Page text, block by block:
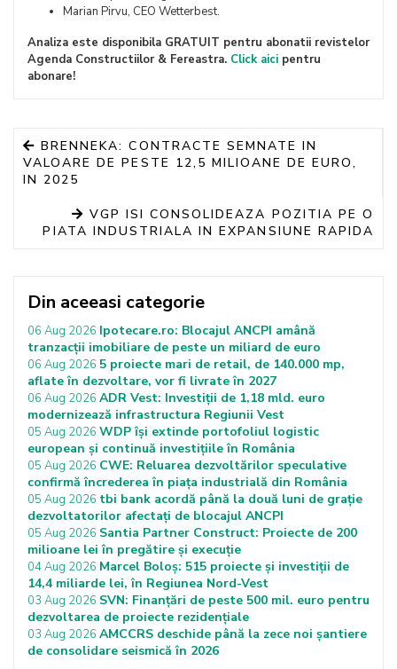
Marian Pirvu, CEO Wetterbest.
Analiza este disponibila GRATUIT pentru abonatii revistelor
Agenda Constructiilor & Fereastra. Click aici pentru
abonare!
BRENNEKA: CONTRACTE SEMNATE IN
VALOARE DE PESTE 12,5 MILIOANE DE EURO,
IN 2025
VGP ISI CONSOLIDEAZA POZITIA PE O
PIATA INDUSTRIALA IN EXPANSIUNE RAPIDA
Din aceeasi categorie
06 Aug 2026 Ipotecare.ro: Blocajul ANCPI amână
tranzacții imobiliare de peste un miliard de euro
06 Aug 2026 5 proiecte mari de retail, de 140.000 mp,
aflate în dezvoltare, vor fi livrate în 2027
06 Aug 2026 ADR Vest: Investiții de 1,18 mld. euro
modernizează infrastructura Regiunii Vest
05 Aug 2026 WDP își extinde portofoliul logistic
european și continuă investițiile în România
05 Aug 2026 CWE: Reluarea dezvoltărilor speculative
confirmă încrederea în piața industrială din România
05 Aug 2026 tbi bank acordă până la două luni de grație
dezvoltatorilor afectați de blocajul ANCPI
05 Aug 2026 Santia Partner Construct: Proiecte de 200
milioane lei în pregătire și execuție
04 Aug 2026 Marcel Boloș: 515 proiecte și investiții de
14,4 miliarde lei, în Regiunea Nord-Vest
03 Aug 2026 SVN: Finanțări de peste 500 mil. euro pentru
dezvoltarea de proiecte rezidențiale
03 Aug 2026 AMCCRS deschide până la zece noi șantiere
de consolidare seismică în 2026